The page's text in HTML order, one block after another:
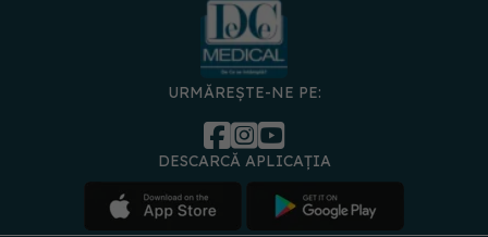
URMĂREȘTE-NE PE:
DESCARCĂ APLICAȚIA